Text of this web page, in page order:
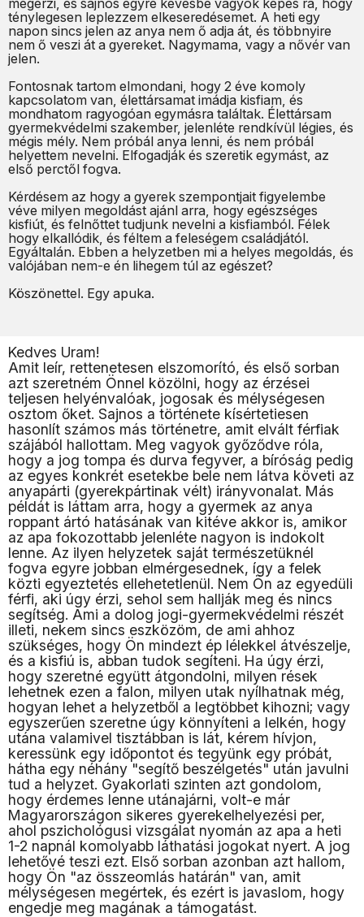
megérzi, és sajnos egyre kevésbé vagyok képes rá, hogy
ténylegesen leplezzem elkeseredésemet. A heti egy
napon sincs jelen az anya nem ő adja át, és többnyire
nem ő veszi át a gyereket. Nagymama, vagy a nővér van
jelen.
Fontosnak tartom elmondani, hogy 2 éve komoly
kapcsolatom van, élettársamat imádja kisfiam, és
mondhatom ragyogóan egymásra találtak. Élettársam
gyermekvédelmi szakember, jelenléte rendkívül légies, és
mégis mély. Nem próbál anya lenni, és nem próbál
helyettem nevelni. Elfogadják és szeretik egymást, az
első perctől fogva.
Kérdésem az hogy a gyerek szempontjait figyelembe
véve milyen megoldást ajánl arra, hogy egészséges
kisfiút, és felnőttet tudjunk nevelni a kisfiamból. Félek
hogy elkallódik, és féltem a feleségem családjától.
Egyáltalán. Ebben a helyzetben mi a helyes megoldás, és
valójában nem-e én lihegem túl az egészet?
Köszönettel. Egy apuka.
Kedves Uram!
Amit leír, rettenetesen elszomorító, és első sorban
azt szeretném Önnel közölni, hogy az érzései
teljesen helyénvalóak, jogosak és mélységesen
osztom őket. Sajnos a története kísértetiesen
hasonlít számos más történetre, amit elvált férfiak
szájából hallottam. Meg vagyok győződve róla,
hogy a jog tompa és durva fegyver, a bíróság pedig
az egyes konkrét esetekbe bele nem látva követi az
anyapárti (gyerekpártinak vélt) irányvonalat. Más
példát is láttam arra, hogy a gyermek az anya
roppant ártó hatásának van kitéve akkor is, amikor
az apa fokozottabb jelenléte nagyon is indokolt
lenne. Az ilyen helyzetek saját természetüknél
fogva egyre jobban elmérgesednek, így a felek
közti egyeztetés ellehetetlenül. Nem Ön az egyedüli
férfi, aki úgy érzi, sehol sem hallják meg és nincs
segítség. Ami a dolog jogi-gyermekvédelmi részét
illeti, nekem sincs eszközöm, de ami ahhoz
szükséges, hogy Ön mindezt ép lélekkel átvészelje,
és a kisfiú is, abban tudok segíteni. Ha úgy érzi,
hogy szeretné együtt átgondolni, milyen rések
lehetnek ezen a falon, milyen utak nyílhatnak még,
hogyan lehet a helyzetből a legtöbbet kihozni; vagy
egyszerűen szeretne úgy könnyíteni a lelkén, hogy
utána valamivel tisztábban is lát, kérem hívjon,
keressünk egy időpontot és tegyünk egy próbát,
hátha egy néhány "segítő beszélgetés" után javulni
tud a helyzet. Gyakorlati szinten azt gondolom,
hogy érdemes lenne utánajárni, volt-e már
Magyarországon sikeres gyerekelhelyezési per,
ahol pszichológusi vizsgálat nyomán az apa a heti
1-2 napnál komolyabb láthatási jogokat nyert. A jog
lehetővé teszi ezt. Első sorban azonban azt hallom,
hogy Ön "az összeomlás határán" van, amit
mélységesen megértek, és ezért is javaslom, hogy
engedje meg magának a támogatást.